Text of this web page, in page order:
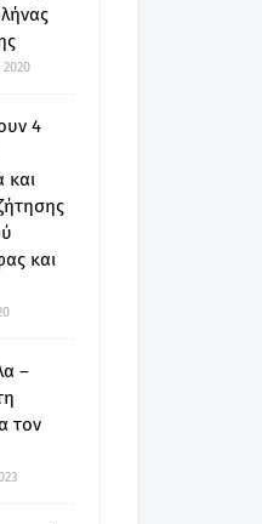
2020
4
και
και
–
τον